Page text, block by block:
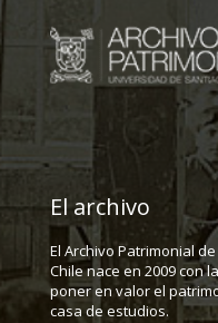
El archivo
El Archivo Patrimonial
Chile nace en 2009 con
poner en valor el
casa de estudios.